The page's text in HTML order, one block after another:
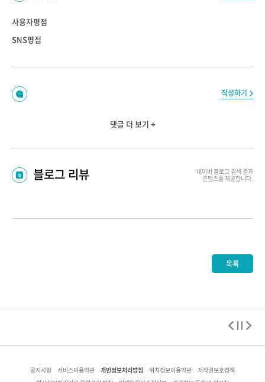
사용자평점
SNS평점
작성하기
댓글 더 보기 +
블로그 리뷰 네이버 블로그 검색 결과
콘텐츠를 제공합니다.
목록
공지사항 서비스이용약관 개인정보처리방침 위치정보이용약관 저작권보호정책